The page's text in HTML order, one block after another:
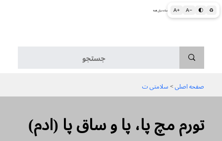
A+ A− 🌓 ♻ اطلاعات پزشکی و بهداشتی به زبان ساده برای همه
تورم مچ پا، پا و ساق پا (ادم)
صفحه اصلی > سلامتی ت